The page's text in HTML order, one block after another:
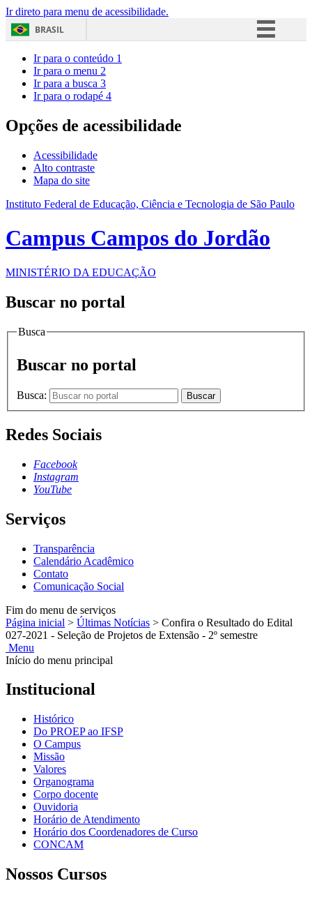
Ir direto para menu de acessibilidade.
BRASIL
Acesso à informação
Ir para o conteúdo 1
Ir para o menu 2
Ir para a busca 3
Ir para o rodapé 4
Opções de acessibilidade
Acessibilidade
Alto contraste
Mapa do site
Instituto Federal de Educação, Ciência e Tecnologia de São Paulo
Campus Campos do Jordão
MINISTÉRIO DA EDUCAÇÃO
Buscar no portal
Busca
Buscar no portal
Busca: Buscar
Redes Sociais
Facebook
Instagram
YouTube
Serviços
Transparência
Calendário Acadêmico
Contato
Comunicação Social
Fim do menu de serviços
Página inicial > Últimas Notícias > Confira o Resultado do Edital
027-2021 - Seleção de Projetos de Extensão - 2º semestre
Menu
Início do menu principal
Institucional
Histórico
Do PROEP ao IFSP
O Campus
Missão
Valores
Organograma
Corpo docente
Ouvidoria
Horário de Atendimento
Horário dos Coordenadores de Curso
CONCAM
Nossos Cursos